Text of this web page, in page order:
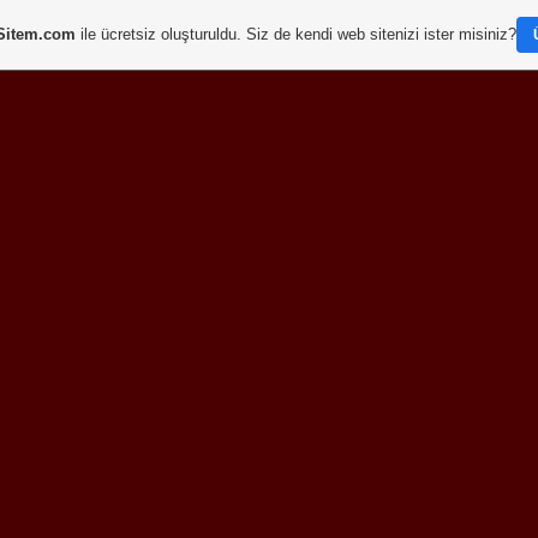
ile ücretsiz oluşturuldu. Siz de kendi web sitenizi ister misiniz?